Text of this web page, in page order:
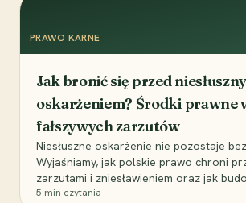
PRAWO KARNE
Jak bronić się przed
oskarżeniem? Środki prawne
fałszywych zarzutów
Niesłuszne oskarżenie nie pozostaje
Wyjaśniamy, jak polskie prawo chroni
zarzutami i zniesławieniem oraz jak
5 min czytania